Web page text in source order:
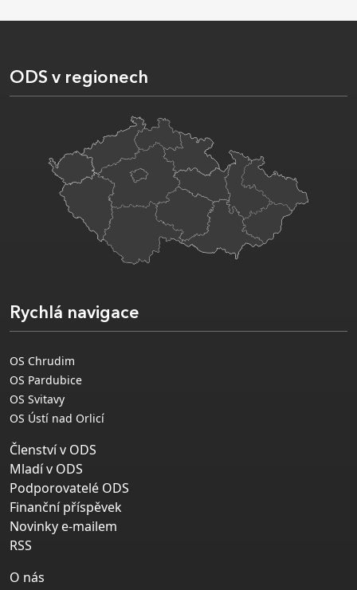
ODS v regionech
Rychlá navigace
OS Chrudim
OS Pardubice
OS Svitavy
OS Ústí nad Orlicí
Členství v ODS
Mladí v ODS
Podporovatelé ODS
Finanční příspěvek
Novinky e-mailem
RSS
O nás